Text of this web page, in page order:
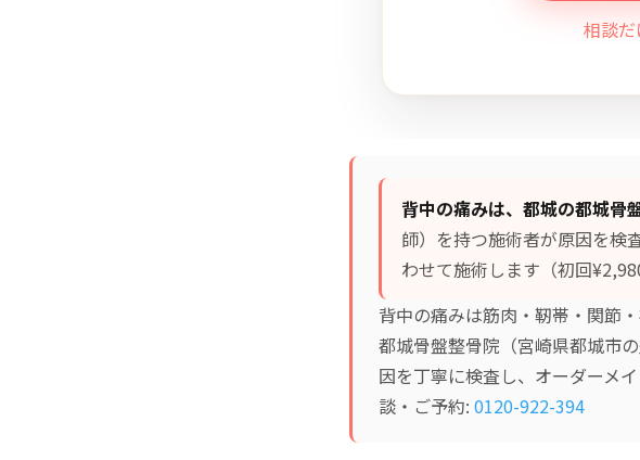
相談
背中の痛みは、都城の都城骨
師）を持つ施術者が原因を検
わせて施術します（初回
背中の痛みは筋肉・靭帯・関節
都城骨盤整骨院（宮崎県都城市
因を丁寧に検査し、オーダーメ
談・ご予約: 0120-922-394